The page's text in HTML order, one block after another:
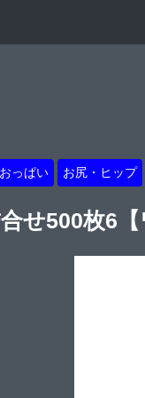
おっぱい お尻・ヒップ
せ500枚6【